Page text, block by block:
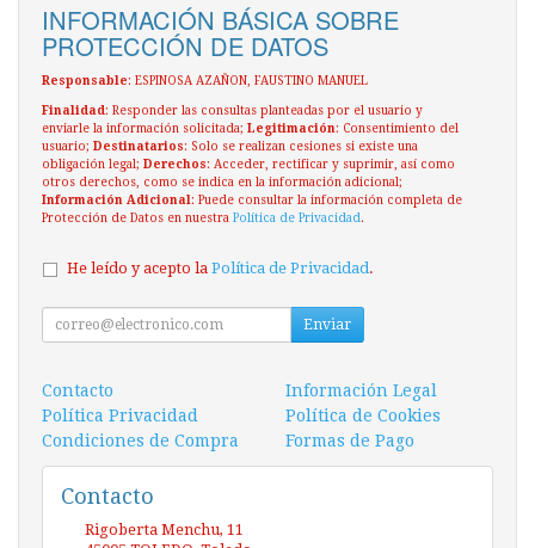
INFORMACIÓN BÁSICA SOBRE
PROTECCIÓN DE DATOS
Responsable: ESPINOSA AZAÑON, FAUSTINO MANUEL
Finalidad: Responder las consultas planteadas por el usuario y
enviarle la información solicitada; Legitimación: Consentimiento del
usuario; Destinatarios: Solo se realizan cesiones si existe una
obligación legal; Derechos: Acceder, rectificar y suprimir, así como
otros derechos, como se indica en la información adicional;
Información Adicional : Puede consultar la información completa de
Protección de Datos en nuestra Política de Privacidad .
He leído y acepto la Política de Privacidad.
Enviar
Contacto
Información Legal
Política Privacidad
Política de Cookies
Condiciones de Compra
Formas de Pago
Contacto
Rigoberta Menchu, 11